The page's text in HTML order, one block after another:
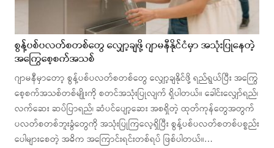
စွန့်ပစ်ပလတ်စတစ်တွေ လျှော့ချဖို့ ဂျာမနီနိုင်ငံမှာ အသုံးပြုနေတဲ့
အကြွေစေ့စက်အသစ်
ဂျာမနီမှာတော့ စွန့်ပစ်ပလတ်စတစ်တွေ လျှော့ချနိုင်ဖို့ ရည်ရွယ်ပြီး အကြွေ
စေ့စက်အသစ်တစ်မျိုးကို စတင်အသုံးပြုလျက် ရှိပါတယ်။ ခေါင်းလျှော်ရည်၊
လက်ဆေး ဆပ်ပြာရည်၊ ဆံပင်ပျော့ဆေး အစရှိတဲ့ ထုတ်ကုန်တွေအတွက်
ပလတ်စတစ်ဘူးခွံတွေကို အသုံးပြုကြလေ့ရှိပြီး စွန့်ပစ်ပလတ်စတစ်ပစ္စည်း
ပေါများစေတဲ့ အဓိက အကြောင်းရင်းတစ်ရပ် ဖြစ်ပါတယ်။…